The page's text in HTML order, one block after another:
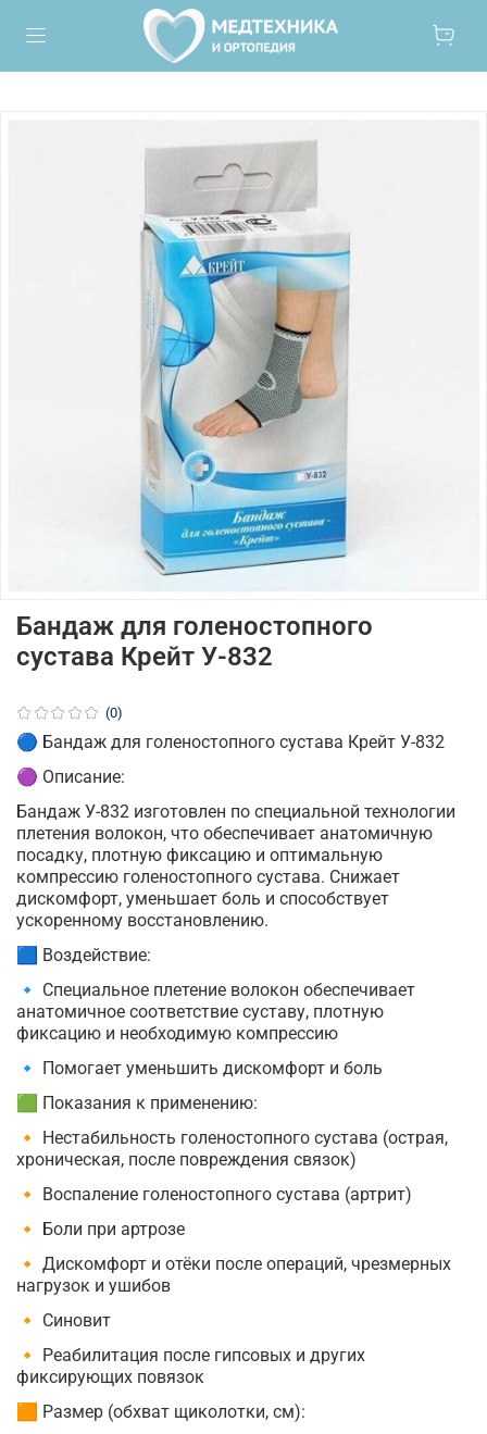
(0)
Бандаж для голеностопного
сустава Крейт У-832
🔵 Бандаж для голеностопного сустава Крейт У-832
🟣 Описание:
Бандаж У-832 изготовлен по специальной технологии
плетения волокон, что обеспечивает анатомичную
посадку, плотную фиксацию и оптимальную
компрессию голеностопного сустава. Снижает
дискомфорт, уменьшает боль и способствует
ускоренному восстановлению.
🟦 Воздействие:
🔹 Специальное плетение волокон обеспечивает
анатомичное соответствие суставу, плотную
фиксацию и необходимую компрессию
🔹 Помогает уменьшить дискомфорт и боль
🟩 Показания к применению:
🔸 Нестабильность голеностопного сустава (острая,
хроническая, после повреждения связок)
🔸 Воспаление голеностопного сустава (артрит)
🔸 Боли при артрозе
🔸 Дискомфорт и отёки после операций, чрезмерных
нагрузок и ушибов
🔸 Синовит
🔸 Реабилитация после гипсовых и других
фиксирующих повязок
🟧 Размер (обхват щиколотки, см):